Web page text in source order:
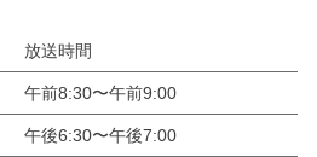
放送時間
午前8:30〜午前9:00
午後6:30〜午後7:00